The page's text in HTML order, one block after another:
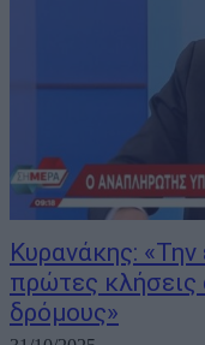
Κυρανάκης:
πρώτες κλήσεις
δρόμους»